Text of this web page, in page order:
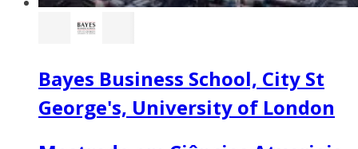
Bayes Business School, City St
George's, University of London